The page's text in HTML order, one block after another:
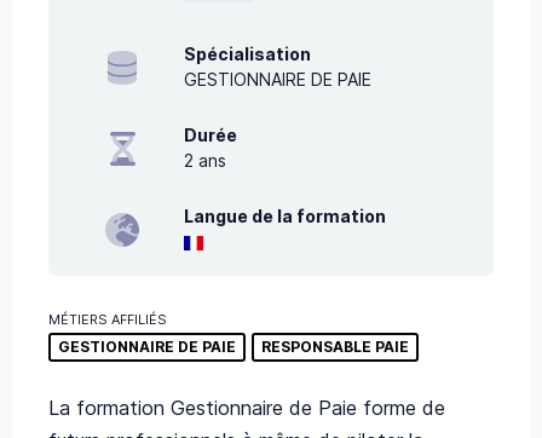
Spécialisation
GESTIONNAIRE DE PAIE
Durée
2 ans
Langue de la formation
MÉTIERS AFFILIÉS
GESTIONNAIRE DE PAIE RESPONSABLE PAIE
La formation Gestionnaire de Paie forme de